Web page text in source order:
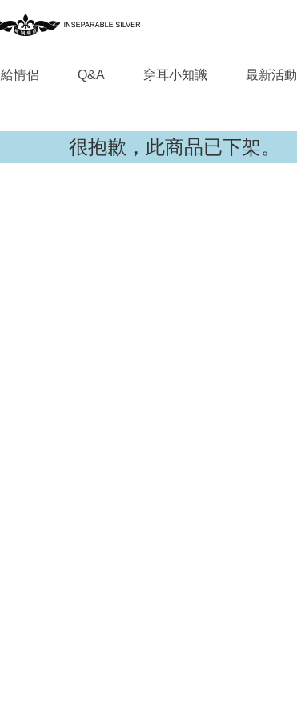
給情侶 Q&A 穿耳小知識 最新活動
很抱歉，此商品已下架。